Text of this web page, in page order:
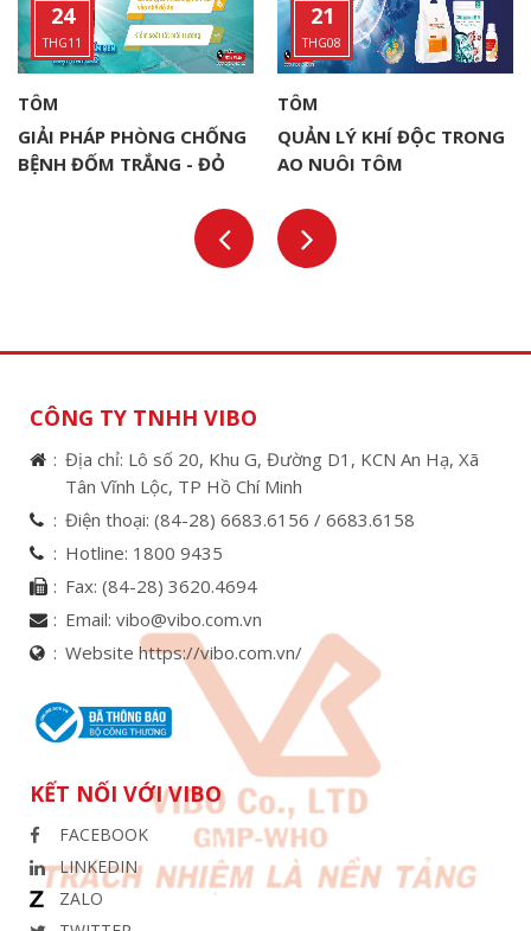
24
THG11
TÔM
GIẢI PHÁP PHÒNG CHỐNG
BỆNH ĐỐM TRẮNG - ĐỎ
21
THG08
TÔM
QUẢN LÝ KHÍ ĐỘC TRONG
AO NUÔI TÔM
CÔNG TY TNHH VIBO
Địa chỉ: Lô số 20, Khu G, Đường D1, KCN An Hạ, Xã
Tân Vĩnh Lộc, TP Hồ Chí Minh
Điện thoại: (84-28) 6683.6156 / 6683.6158
Hotline: 1800 9435
Fax: (84-28) 3620.4694
Email: vibo@vibo.com.vn
Website https://vibo.com.vn/
KẾT NỐI VỚI VIBO
FACEBOOK
LINKEDIN
ZALO